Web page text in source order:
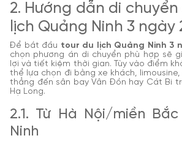
2. Hướng dẫn di
lịch Quảng Ninh 3 ngày
Để bắt đầu tour du lịch Quảng Ninh 3
chọn phương án di chuyển phù hợp sẽ
lợi và tiết kiệm thời gian. Tùy vào điểm
thể lựa chọn đi bằng xe khách,
thẳng đến sân bay Vân Đồn hay Cát Bi
Hạ Long.
2.1. Từ Hà Nội/miền
Ninh